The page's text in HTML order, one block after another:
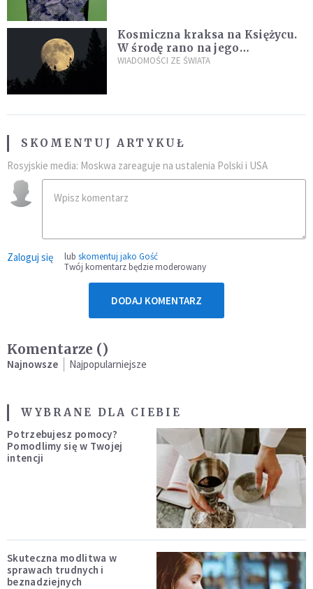
Kosmiczna kraksa na Księżycu.
W środę rano na jego
powierzchni dojdzie do
WIADOMOŚCI ZE ŚWIATA
SKOMENTUJ ARTYKUŁ
Rosyjskie media: Moskwa zareaguje na ustalenia Polski i USA
Zaloguj się lub skomentuj jako Gość
Twój komentarz będzie moderowany
DODAJ KOMENTARZ
Komentarze ()
Najnowsze Najpopularniejsze
WYBRANE DLA CIEBIE
Potrzebujesz pomocy?
Pomodlimy się w Twojej
intencji
Skuteczna modlitwa w
sprawach trudnych i
beznadziejnych